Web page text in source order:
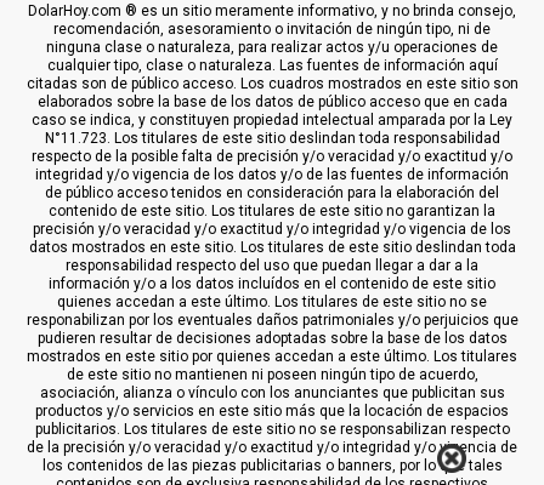
DolarHoy.com ® es un sitio meramente informativo, y no brinda consejo,
recomendación, asesoramiento o invitación de ningún tipo, ni de
ninguna clase o naturaleza, para realizar actos y/u operaciones de
cualquier tipo, clase o naturaleza. Las fuentes de información aquí
citadas son de público acceso. Los cuadros mostrados en este sitio son
elaborados sobre la base de los datos de público acceso que en cada
caso se indica, y constituyen propiedad intelectual amparada por la Ley
N°11.723. Los titulares de este sitio deslindan toda responsabilidad
respecto de la posible falta de precisión y/o veracidad y/o exactitud y/o
integridad y/o vigencia de los datos y/o de las fuentes de información
de público acceso tenidos en consideración para la elaboración del
contenido de este sitio. Los titulares de este sitio no garantizan la
precisión y/o veracidad y/o exactitud y/o integridad y/o vigencia de los
datos mostrados en este sitio. Los titulares de este sitio deslindan toda
responsabilidad respecto del uso que puedan llegar a dar a la
información y/o a los datos incluídos en el contenido de este sitio
quienes accedan a este último. Los titulares de este sitio no se
responabilizan por los eventuales daños patrimoniales y/o perjuicios que
pudieren resultar de decisiones adoptadas sobre la base de los datos
mostrados en este sitio por quienes accedan a este último. Los titulares
de este sitio no mantienen ni poseen ningún tipo de acuerdo,
asociación, alianza o vínculo con los anunciantes que publicitan sus
productos y/o servicios en este sitio más que la locación de espacios
publicitarios. Los titulares de este sitio no se responsabilizan respecto
de la precisión y/o veracidad y/o exactitud y/o integridad y/o vigencia de
los contenidos de las piezas publicitarias o banners, por lo que tales